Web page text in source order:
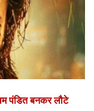
पंडित बनकर लौटे